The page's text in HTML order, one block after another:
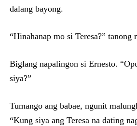
dalang bayong.
“Hinahanap mo si Teresa?” tanong
Biglang napalingon si Ernesto.
siya?”
Tumango ang babae, ngunit
“Kung siya ang Teresa na dating